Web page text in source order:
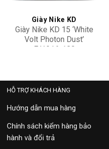
Giày Nike KD
Giày Nike KD 15 ‘White
Volt Photon Dust’
FJ1216-100
HỖ TRỢ KHÁCH HÀNG
Hướng dẫn mua hàng
Chính sách kiểm hàng bảo
hành và đổi trả